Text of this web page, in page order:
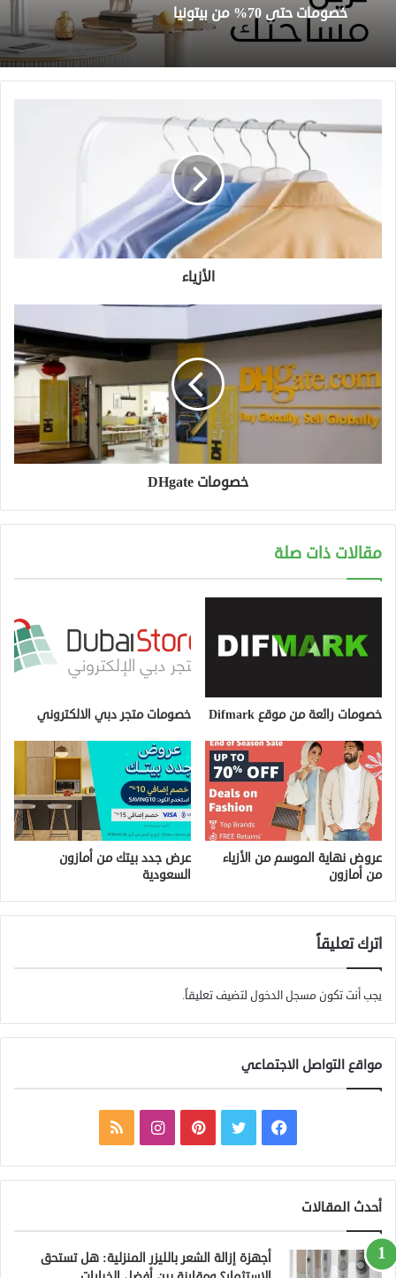
خصومات حتى 70% من بيتونيا
الأزياء
خصومات DHgate
مقالات ذات صلة
خصومات رائعة من موقع Difmark خصومات متجر دبي الالكتروني
عروض نهاية الموسم من الأزياء
من أمازون
عرض جدد بيتك من أمازون
السعودية
اترك تعليقاً
يجب أنت تكون مسجل الدخول لتضيف تعليقاً.
مواقع التواصل الاجتماعي
ي
ب
و
و
ت
ر
ي
ت
ي
ن
ت
ق
ل
ص
ا
أحدث المقالات
أجهزة إزالة الشعر بالليزر المنزلية: هل تستحق